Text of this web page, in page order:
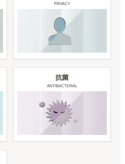
PRIVACY
抗菌
ANTIBACTERIAL